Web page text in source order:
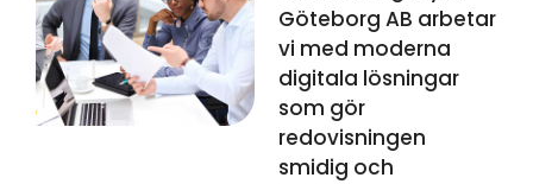
Göteborg AB arbetar
vi med moderna
digitala lösningar
som gör
redovisningen
smidig och